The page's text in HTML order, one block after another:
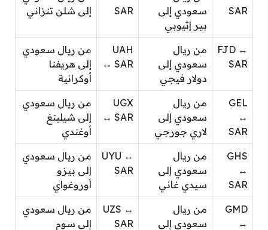
SAR
سعودي إلى
بير إثيوبي
SAR
إلى شلن تنزاني
FJD ↔
SAR
من ريال
سعودي إلى
دولار فيجي
UAH
↔ SAR
من ريال سعودي
إلى هريفنا
أوكرانية
GEL
↔
SAR
من ريال
سعودي إلى
لاري جورجي
UGX
↔ SAR
من ريال سعودي
إلى شيلينغ
أوغندي
GHS
↔
SAR
من ريال
سعودي إلى
سيدي غاني
UYU ↔
SAR
من ريال سعودي
إلى بيزو
أوروغواي
GMD
↔
من ريال
سعودي إلى
UZS ↔
SAR
من ريال سعودي
إلى سوم